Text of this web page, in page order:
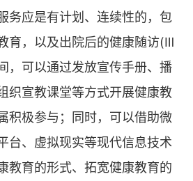
务应是有计划、连续性的，包
育，以及出院后的健康随访(Ⅲ
，可以通过发放宣传手册、播
织宣教课堂等方式开展健康教
积极参与；同时，可以借助微
台、虚拟现实等现代信息技术
教育的形式、拓宽健康教育的